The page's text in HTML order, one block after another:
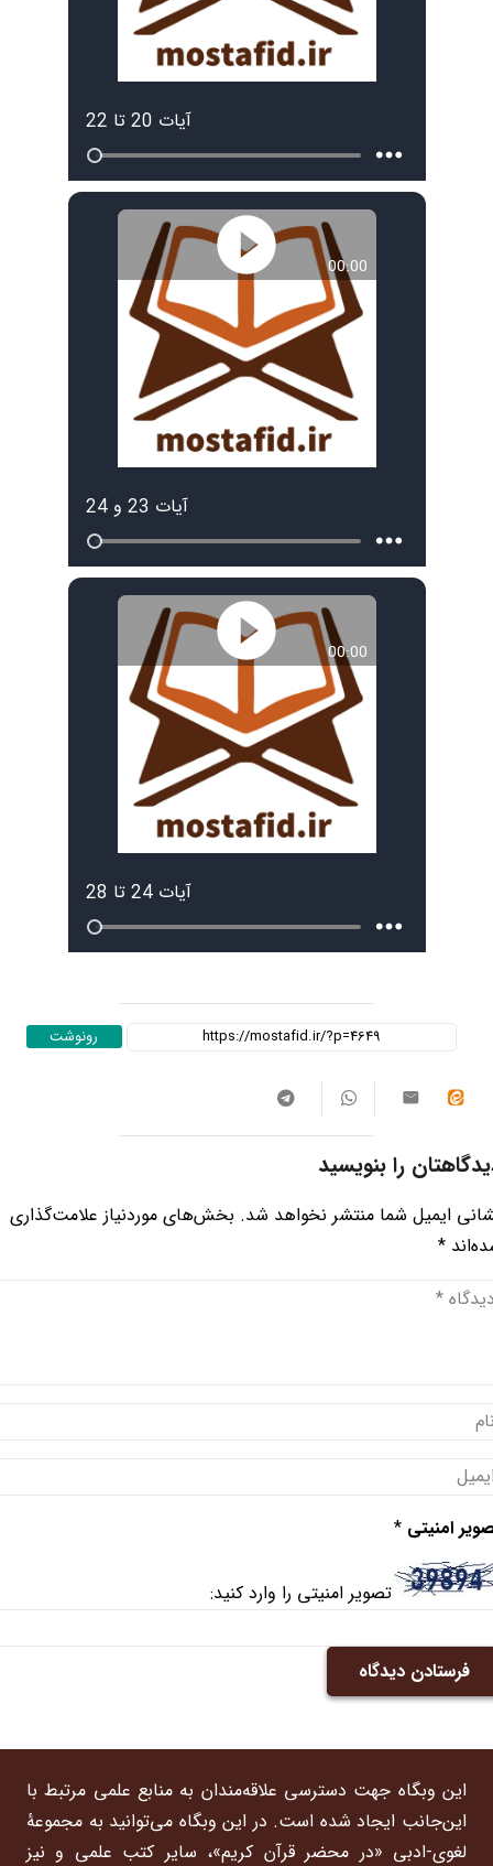
رونوشت
را بنویسید
ایمیل شما منتشر نخواهد شد. بخش‌های موردنیاز علامت‌گذاری
*
امنیتی *
تصویر امنیتی را وارد کنید:
فرستادن دیدگاه
این وبگاه جهت دسترسی علاقه‌مندان به منابع علمی مرتبط با
این‌جانب ایجاد شده است. در این وبگاه می‌توانید به مجموعۀ
لغوی-ادبی «در محضر قرآن کریم»، سایر کتب علمی و نیز